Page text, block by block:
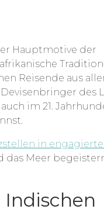
Hauptmotive der
Reisende aus
des
im 21.
in
das Meer